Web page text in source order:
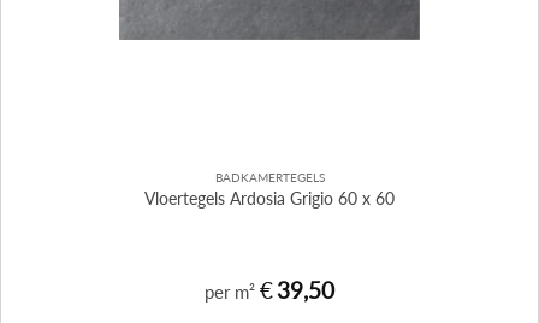
BADKAMERTEGELS
Vloertegels Ardosia Grigio 60 x 60
per m² €39,50